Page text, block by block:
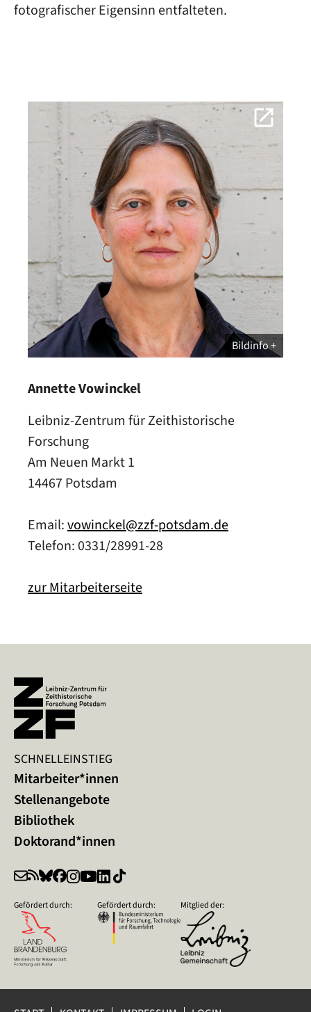
fotografischer Eigensinn entfalteten.
Bildinfo
Annette Vowinckel
Leibniz-Zentrum für Zeithistorische
Forschung
Am Neuen Markt 1
14467 Potsdam
Email:vowinckel@zzf-potsdam.de
Telefon: 0331/28991-28
zur Mitarbeiterseite
SCHNELLEINSTIEG
Mitarbeiter*innen
Stellenangebote
Bibliothek
Doktorand*innen
Gefördert durch: Gefördert durch: Mitglied der: